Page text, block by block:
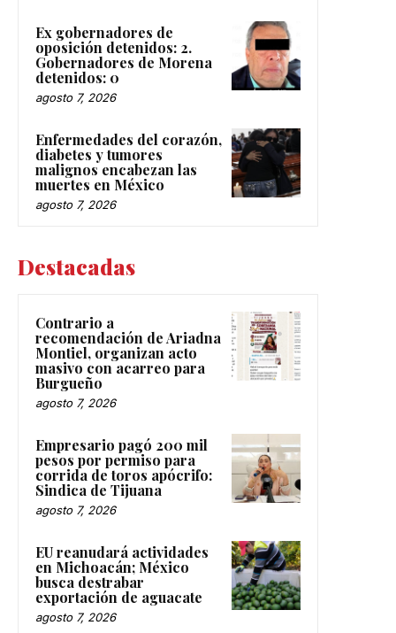
Ex gobernadores de
oposición detenidos: 2.
Gobernadores de Morena
detenidos: 0
agosto 7, 2026
Enfermedades del corazón,
diabetes y tumores
malignos encabezan las
muertes en México
agosto 7, 2026
Destacadas
Contrario a
recomendación de Ariadna
Montiel, organizan acto
masivo con acarreo para
Burgueño
agosto 7, 2026
Empresario pagó 200 mil
pesos por permiso para
corrida de toros apócrifo:
Sindica de Tijuana
agosto 7, 2026
EU reanudará actividades
en Michoacán; México
busca destrabar
exportación de aguacate
agosto 7, 2026